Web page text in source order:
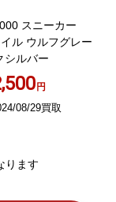
スニーカー
ル ウルフグレー
シルバー
円
08/29買取
ります